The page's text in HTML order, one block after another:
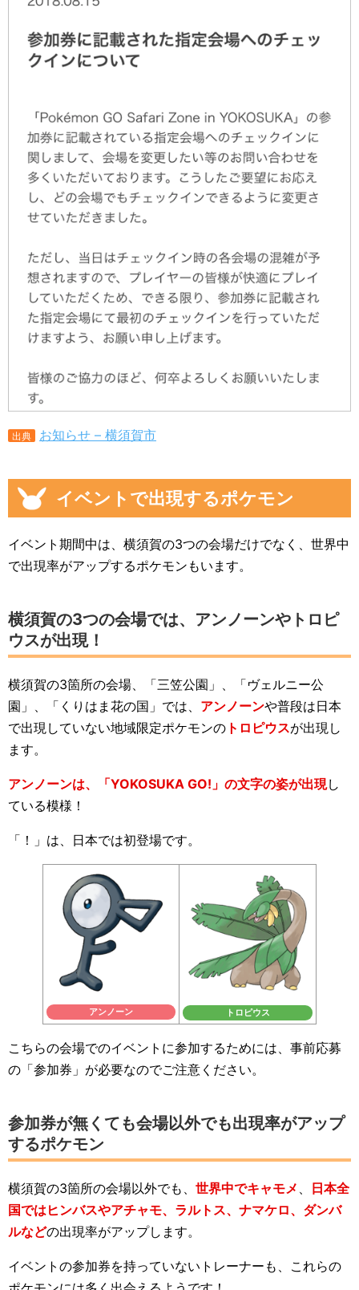
出典 お知らせ – 横須賀市
イベントで出現するポケモン
イベント期間中は、横須賀の3つの会場だけでなく、世界中
で出現率がアップするポケモンもいます。
横須賀の3つの会場では、アンノーンやトロピ
ウスが出現！
横須賀の3箇所の会場、「三笠公園」、「ヴェルニー公
園」、「くりはま花の国」では、 アンノーンや普段は日本
で出現していない地域限定ポケモンの トロピウスが出現し
ます。
アンノーンは、「YOKOSUKA GO!」の文字の姿が出現し
ている模様！
「！」は、日本では初登場です。
アンノーン トロピウス
こちらの会場でのイベントに参加するためには、事前応募
の「参加券」が必要なのでご注意ください。
参加券が無くても会場以外でも出現率がアップ
するポケモン
横須賀の3箇所の会場以外でも、 世界中でキャモメ 、
日本全
国ではヒンバスやアチャモ、ラルトス、ナマケロ、ダンバ
ルなどの出現率がアップします。
イベントの参加券を持っていないトレーナーも、これらの